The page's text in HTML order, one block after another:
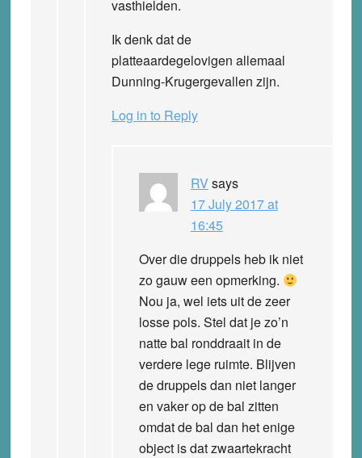
vasthielden.
Ik denk dat de
platteaardegelovigen allemaal
Dunning-Krugergevallen zijn.
Log in to Reply
RV says
17 July 2017 at
16:45
Over die druppels heb ik niet
zo gauw een opmerking.
Nou ja, wel iets uit de zeer
losse pols. Stel dat je zo’n
natte bal ronddraait in de
verdere lege ruimte. Blijven
de druppels dan niet langer
en vaker op de bal zitten
omdat de bal dan het enige
object is dat zwaartekracht